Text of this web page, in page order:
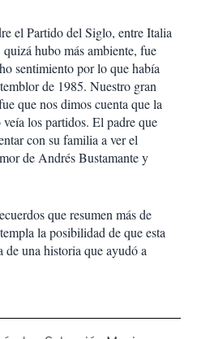
el Partido del Siglo, entre Italia
hubo más ambiente, fue
sentimiento por lo que había
de 1985. Nuestro gran
que nos dimos cuenta que la
los partidos. El padre que
con su familia a ver el
de Andrés Bustamante y
que resumen más de
la posibilidad de que esta
una historia que ayudó a